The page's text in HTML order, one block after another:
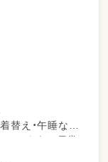
替え・午睡な
せるように日常